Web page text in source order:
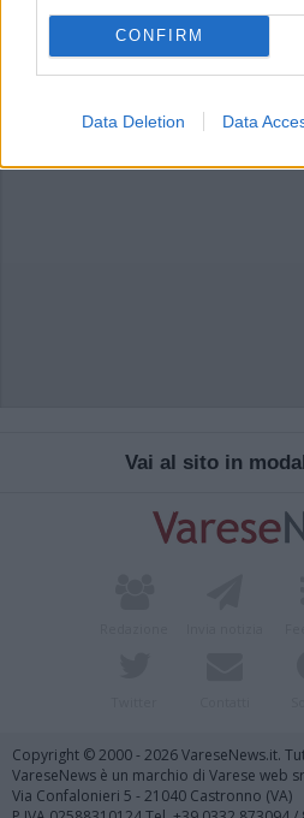
CONFIRM
Data Deletion Data
Vai al sito in
Copyright © 2000 - 2026 VareseNews.it.
VareseNews è un marchio di Varese web
Via Confalonieri 5 - 21040 Castronno (VA)